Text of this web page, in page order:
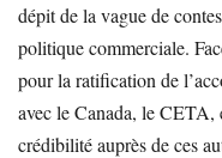
dépit de la vague de
politique commerciale.
pour la ratification de
avec le Canada, le CETA,
crédibilité auprès de ces